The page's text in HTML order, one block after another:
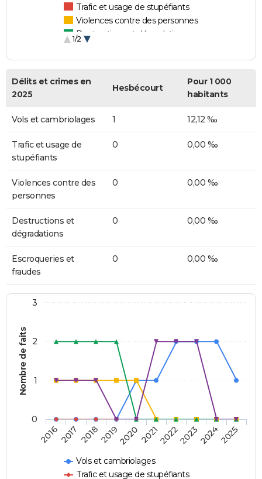
Trafic et usage de stupéfiants
Violences contre des personnes
Destructions et dégradations
1/2
Délits et crimes en
2025
Hesbécourt
Pour 1 000
habitants
Vols et cambriolages 1 12,12 ‰
Trafic et usage de
stupéfiants
0 0,00 ‰
Violences contre des
personnes
0 0,00 ‰
Destructions et
dégradations
0 0,00 ‰
Escroqueries et
fraudes
0 0,00 ‰
Nombre de faits
Vols et cambriolages
Trafic et usage de stupéfiants
20162017 20182019202020212022202320242025
0
1
2
3